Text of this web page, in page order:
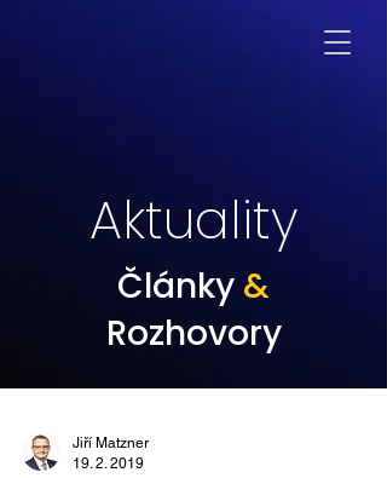
Aktuality
Články &
Rozhovory
Jiří Matzner
19. 2. 2019